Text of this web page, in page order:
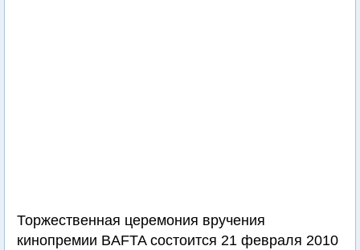
Торжественная церемония вручения
кинопремии BAFTA состоится 21 февраля 2010